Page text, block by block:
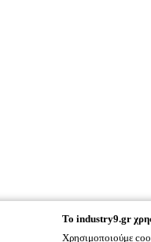
To industry9.gr
Χρησιμοποιούμε